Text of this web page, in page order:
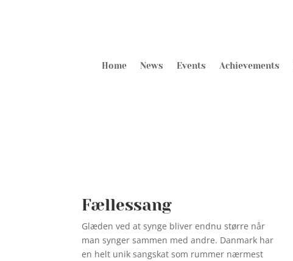
Home News Events Achievements
Fællessang
Glæden ved at synge bliver endnu større når
man synger sammen med andre. Danmark har
en helt unik sangskat som rummer nærmest